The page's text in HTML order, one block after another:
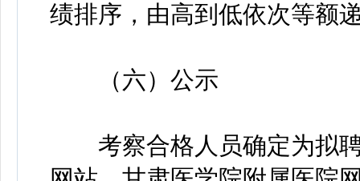
绩排序，由高到低依次等额
（六）公示
考察合格人员确定为拟聘